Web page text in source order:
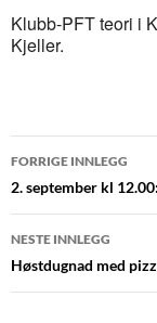
Klubb-PFT teori i
Kjeller.
FORRIGE INNLEGG
2. september kl
NESTE INNLEGG
Høstdugnad med